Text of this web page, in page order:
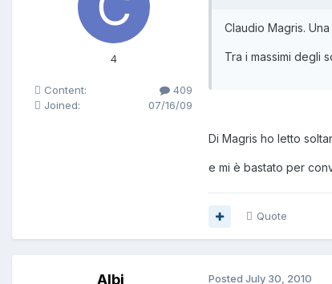
4
Content:
409
Joined:
07/16/09
Claudio Magris.
Tra i massimi degli
Di Magris ho letto
e mi è bastato per
Quote
Albi Posted July 30, 2010